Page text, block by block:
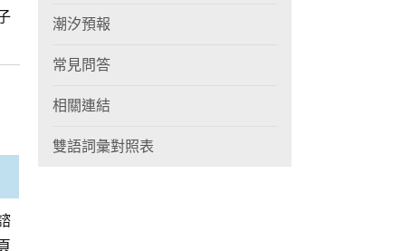
潮汐預報
常見問答
相關連結
雙語詞彙對照表